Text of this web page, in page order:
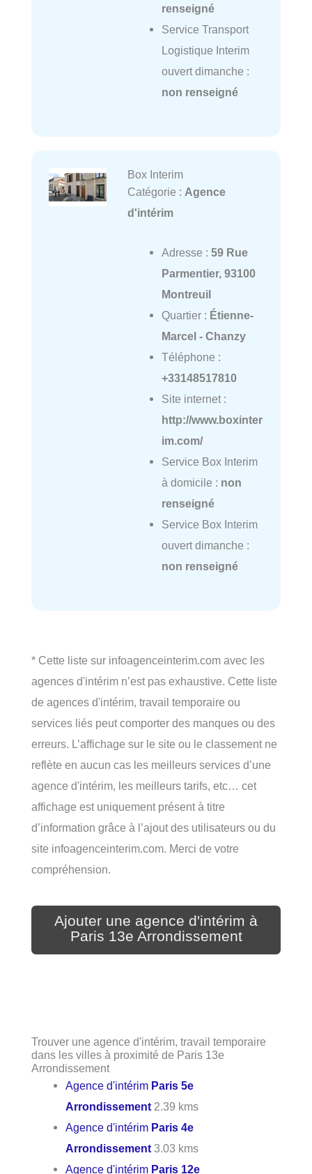
renseigné
Service Transport
Logistique Interim
ouvert dimanche :
non renseigné
Box Interim
Catégorie : Agence
d'intérim
Adresse : 59 Rue
Parmentier, 93100
Montreuil
Quartier : Étienne-
Marcel - Chanzy
Téléphone :
+33148517810
Site internet :
http://www.boxinter
im.com/
Service Box Interim
à domicile : non
renseigné
Service Box Interim
ouvert dimanche :
non renseigné
* Cette liste sur infoagenceinterim.com avec les
agences d'intérim n’est pas exhaustive. Cette liste
de agences d'intérim, travail temporaire ou
services liés peut comporter des manques ou des
erreurs. L’affichage sur le site ou le classement ne
reflète en aucun cas les meilleurs services d’une
agence d'intérim, les meilleurs tarifs, etc… cet
affichage est uniquement présent à titre
d’information grâce à l’ajout des utilisateurs ou du
site infoagenceinterim.com. Merci de votre
compréhension.
Ajouter une agence d'intérim à
Paris 13e Arrondissement
Trouver une agence d'intérim, travail temporaire
dans les villes à proximité de Paris 13e
Arrondissement
Agence d'intérim Paris 5e
Arrondissement 2.39 kms
Agence d'intérim Paris 4e
Arrondissement 3.03 kms
Agence d'intérim Paris 12e